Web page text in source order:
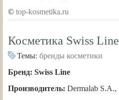
© top-kosmetika.ru
Косметика Swiss Line
Темы: бренды косметики
Бренд: Swiss Line
Производитель: Dermalab S.A.,